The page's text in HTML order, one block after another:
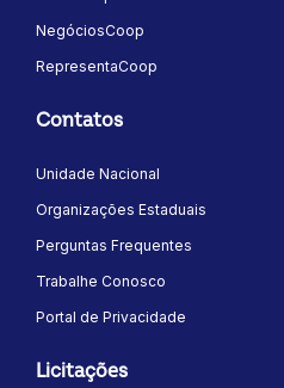
NegóciosCoop
RepresentaCoop
Contatos
Unidade Nacional
Organizações Estaduais
Perguntas Frequentes
Trabalhe Conosco
Portal de Privacidade
Licitações